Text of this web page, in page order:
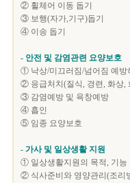
② 휠체어 이동 돕기
③ 보행(자가,기구)돕기
④ 이송 돕기
- 안전 및 감염관련 요양보호
① 낙상/미끄러짐/넘어짐 예방
② 응급처치(질식, 경련, 화상,
③ 감염예방 및 욕창예방
④ 흡인
⑤ 임종 요양보호
- 가사 및 일상생활 지원
① 일상생활지원의 목적, 기능
② 식사준비와 영양관리(조리